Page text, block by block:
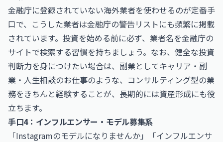
金融庁に登録されていない海外業者を使わせるのが定番手
口で、こうした業者は金融庁の警告リストにも頻繁に掲載
されています。投資を始める前に必ず、業者名を金融庁の
サイトで検索する習慣を持ちましょう。なお、健全な投資
判断力を身につけたい場合は、副業としてキャリア・副
業・人生相談のお仕事のような、コンサルティング型の業
務をきちんと経験することが、長期的には資産形成にも役
立ちます。
手口4：インフルエンサー・モデル募集系
「Instagramのモデルになりませんか」「インフルエンサ